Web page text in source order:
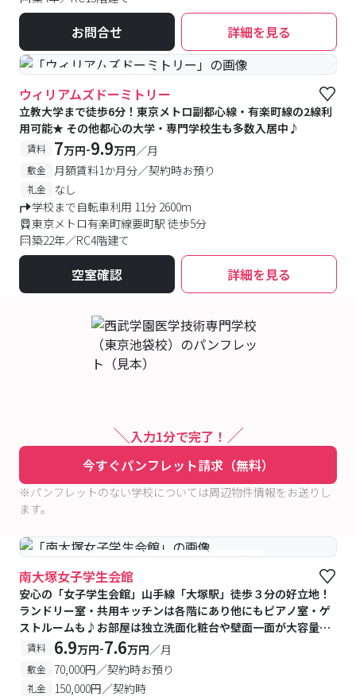
お問合せ 詳細を見る
#予約受付中 #空室待ち
ウィリアムズドーミトリー
立教大学まで徒歩6分！東京メトロ副都心線・有楽町線の2線利
用可能★ その他都心の大学・専門学校生も多数入居中♪
賃料 7万円-9.9万円／月
敷金 月額賃料1か月分／契約時お預り
礼金
なし
学校まで自転車利用 11分 2600m
東京メトロ有楽町線要町駅 徒歩5分
築22年／RC4階建て
空室確認 詳細を見る
入力1分で完了！
今すぐパンフレット請求（無料）
※パンフレットのない学校については周辺物件情報をお送りし
ます。
#食事付き #女性専用 #予約受付中 #空室待ち
南大塚女子学生会館
安心の「女子学生会館」山手線「大塚駅」徒歩３分の好立地！
ランドリー室・共用キッチンは各階にあり他にもピアノ室・ゲ
ストルームも♪お部屋は独立洗面化粧台や壁面一面が大容量の
収納棚もあり快適
賃料 6.9万円-7.6万円／月
敷金 70,000円／契約時お預り
礼金
150,000円／契約時